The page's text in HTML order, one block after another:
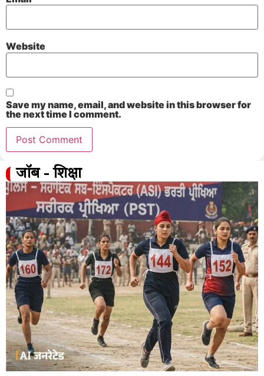
Website
Save my name, email, and website in this browser for
the next time I comment.
जॉब - शिक्षा